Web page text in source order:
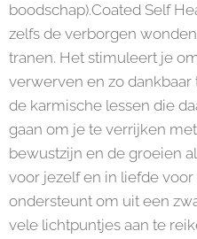
boodschap).Coated Self
zelfs de verborgen
tranen. Het stimuleert je
verwerven en zo
de karmische lessen die
gaan om je te verrijken
bewustzijn en de groeien
voor jezelf en in liefde voor
ondersteunt om uit een
vele lichtpuntjes aan te